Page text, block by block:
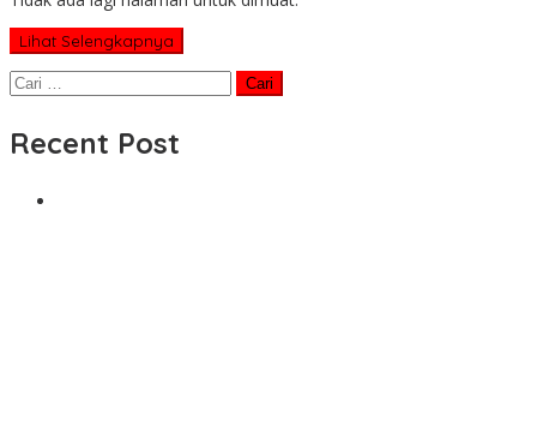
Lihat Selengkapnya
Cari
untuk:
Recent Post